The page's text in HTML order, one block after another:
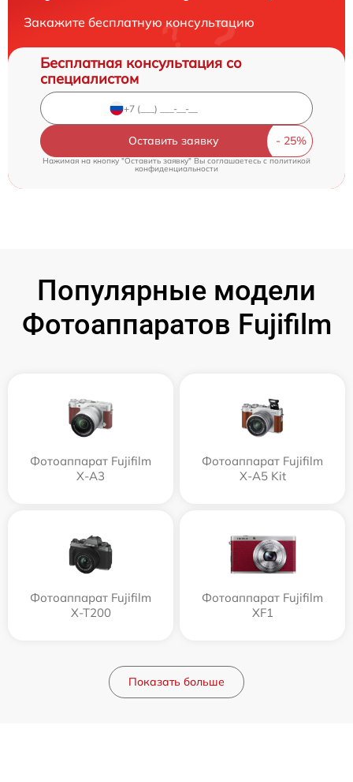
Закажите бесплатную консультацию
Бесплатная консультация со
специалистом
Оставить заявку
Нажимая на кнопку "Оставить заявку" Вы соглашаетесь c политикой
конфиденциальности
Популярные модели
Фотоаппаратов Fujifilm
Фотоаппарат Fujifilm
X-A3
Фотоаппарат Fujifilm
X-A5 Kit
Фотоаппарат Fujifilm
X-T200
Фотоаппарат Fujifilm
XF1
Показать больше